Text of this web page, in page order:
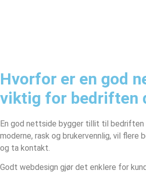
Hvorfor er en god
viktig for bedriften
En god nettside bygger tillit til bedriften
moderne, rask og brukervennlig, vil flere
og ta kontakt.
Godt webdesign gjør det enklere for